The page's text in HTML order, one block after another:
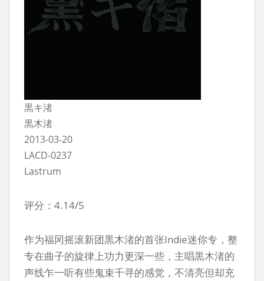
黒キ渚
黒木渚
2013-03-20
LACD-0237
Lastrum
评分：4.14/5
作为福冈摇滚新团黒木渚的首张Indie迷你专，整
专在曲子的旋律上功力更深一些，主唱黒木渚的
声线乍一听有些鬼束千寻的感觉，不清亮但却充